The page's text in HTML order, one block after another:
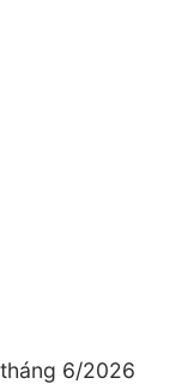
6/2026